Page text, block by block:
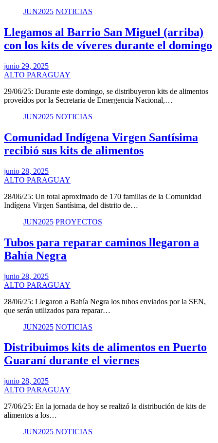
JUN2025 NOTICIAS
Llegamos al Barrio San Miguel (arriba)
con los kits de víveres durante el domingo
junio 29, 2025
ALTO PARAGUAY
29/06/25: Durante este domingo, se distribuyeron kits de alimentos
proveídos por la Secretaria de Emergencia Nacional,…
JUN2025 NOTICIAS
Comunidad Indígena Virgen Santísima
recibió sus kits de alimentos
junio 28, 2025
ALTO PARAGUAY
28/06/25: Un total aproximado de 170 familias de la Comunidad
Indígena Virgen Santísima, del distrito de…
JUN2025 PROYECTOS
Tubos para reparar caminos llegaron a
Bahía Negra
junio 28, 2025
ALTO PARAGUAY
28/06/25: Llegaron a Bahía Negra los tubos enviados por la SEN,
que serán utilizados para reparar…
JUN2025 NOTICIAS
Distribuimos kits de alimentos en Puerto
Guaraní durante el viernes
junio 28, 2025
ALTO PARAGUAY
27/06/25: En la jornada de hoy se realizó la distribución de kits de
alimentos a los…
JUN2025 NOTICIAS